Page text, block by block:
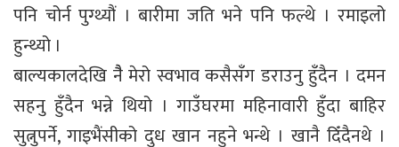
पनि चोर्न पुग्थ्यौं । बारीमा जति भने पनि फल्थे । रमाइलो
हुन्थ्यो ।
बाल्यकालदेखि नैै मेरो स्वभाव कसैसँग डराउनु हुँदैन । दमन
सहनु हुँदैन भन्ने थियो । गाउँघरमा महिनावारी हुँदा बाहिर
सुत्नुपर्ने, गाइभैंसीको दुध खान नहुने भन्थे । खानै दिँदैनथे ।